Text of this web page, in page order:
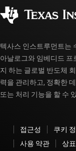
myTI 계정 FAQ
텍사스 인스트루먼트는
아날로그와 임베디드 프
지 하는 글로벌 반도체
력을 관리하고, 정확한
또는 처리 기능을 할 수
접근성 쿠키
사용 약관
상표